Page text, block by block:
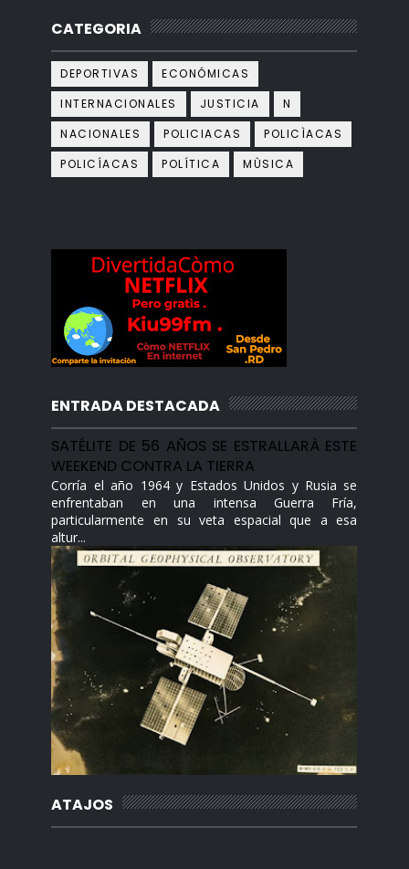
CATEGORIA
DEPORTIVAS
ECONÓMICAS
INTERNACIONALES
JUSTICIA
N
NACIONALES
POLICIACAS
POLICÌACAS
POLICÍACAS
POLÍTICA MÙSICA
ENTRADA DESTACADA
SATÉLITE DE 56 AÑOS SE ESTRALLARÀ ESTE
WEEKEND CONTRA LA TIERRA
Corría el año 1964 y Estados Unidos y Rusia se
enfrentaban en una intensa Guerra Fría,
particularmente en su veta espacial que a esa
altur...
ATAJOS